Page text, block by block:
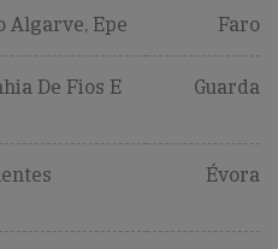
Algarve, Epe Faro
De Fios E
Guarda
Évora